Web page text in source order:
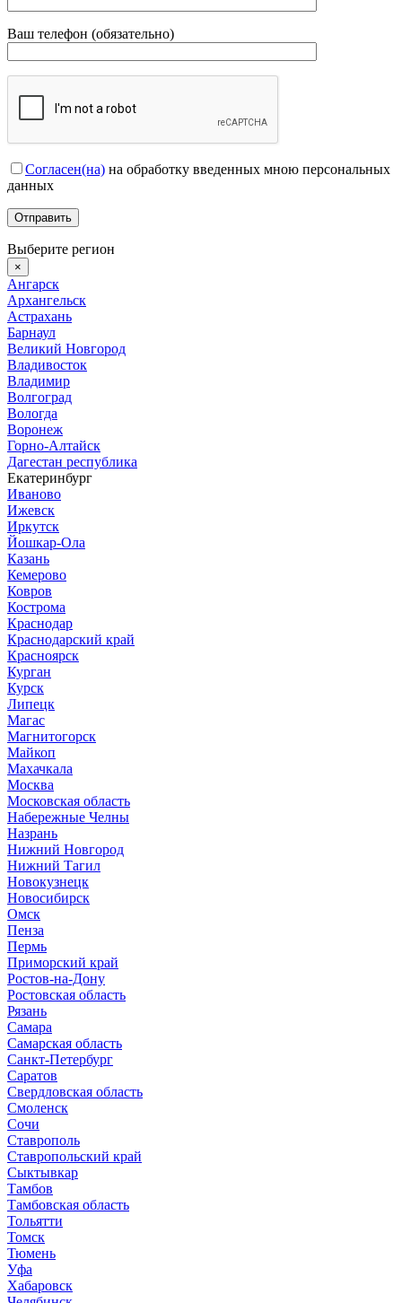
Ваш телефон (обязательно)
Согласен(на) на обработку введенных мною персональных
данных
Выберите регион
×
Ангарск
Архангельск
Астрахань
Барнаул
Великий Новгород
Владивосток
Владимир
Волгоград
Вологда
Воронеж
Горно-Алтайск
Дагестан республика
Екатеринбург
Иваново
Ижевск
Иркутск
Йошкар-Ола
Казань
Кемерово
Ковров
Кострома
Краснодар
Краснодарский край
Красноярск
Курган
Курск
Липецк
Магас
Магнитогорск
Майкоп
Махачкала
Москва
Московская область
Набережные Челны
Назрань
Нижний Новгород
Нижний Тагил
Новокузнецк
Новосибирск
Омск
Пенза
Пермь
Приморский край
Ростов-на-Дону
Ростовская область
Рязань
Самара
Самарская область
Санкт-Петербург
Саратов
Свердловская область
Смоленск
Сочи
Ставрополь
Ставропольский край
Сыктывкар
Тамбов
Тамбовская область
Тольятти
Томск
Тюмень
Уфа
Хабаровск